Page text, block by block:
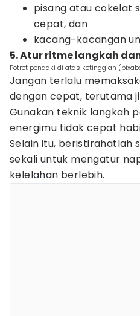
pisang atau cokelat
cepat, dan
kacang-kacangan
5. Atur ritme langkah
Potret pendaki di atas ketinggian
Jangan terlalu
dengan cepat, terutama
Gunakan teknik langkah
energimu tidak cepat
Selain itu, beristirahatlah
sekali untuk mengatur
kelelahan berlebih.